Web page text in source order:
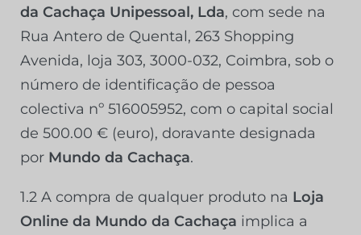
da Cachaça Unipessoal, Lda, com sede na
Rua Antero de Quental, 263 Shopping
Avenida, loja 303, 3000-032, Coimbra, sob o
número de identificação de pessoa
colectiva nº 516005952, com o capital social
de 500.00 € (euro), doravante designada
por Mundo da Cachaça.
1.2 A compra de qualquer produto na Loja
Online da Mundo da Cachaça implica a